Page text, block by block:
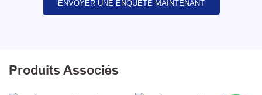
ENVOYER UNE ENQUÊTE MAINTENANT
Produits Associés